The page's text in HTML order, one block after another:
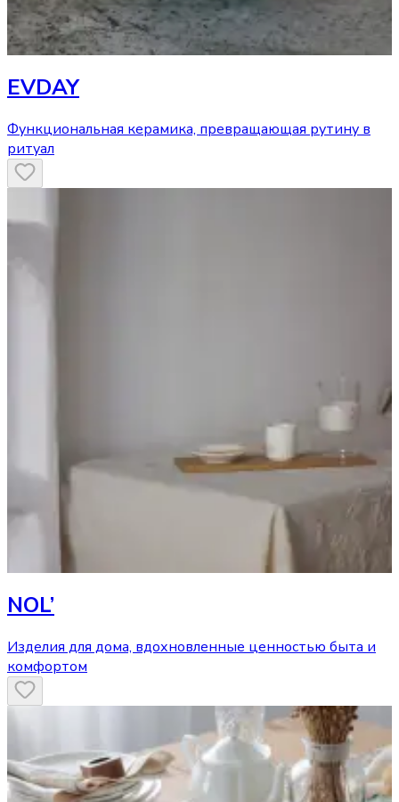
EVDAY
Функциональная керамика, превращающая рутину в
ритуал
NOL’
Изделия для дома, вдохновленные ценностью быта и
комфортом